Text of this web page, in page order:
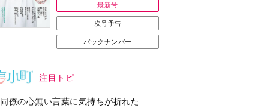
最新号
次号予告
バックナンバー
注目トピ
同僚の心無い言葉に気持ちが折れた